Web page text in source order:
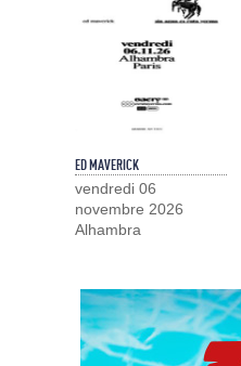
ED MAVERICK
vendredi 06
novembre 2026
Alhambra